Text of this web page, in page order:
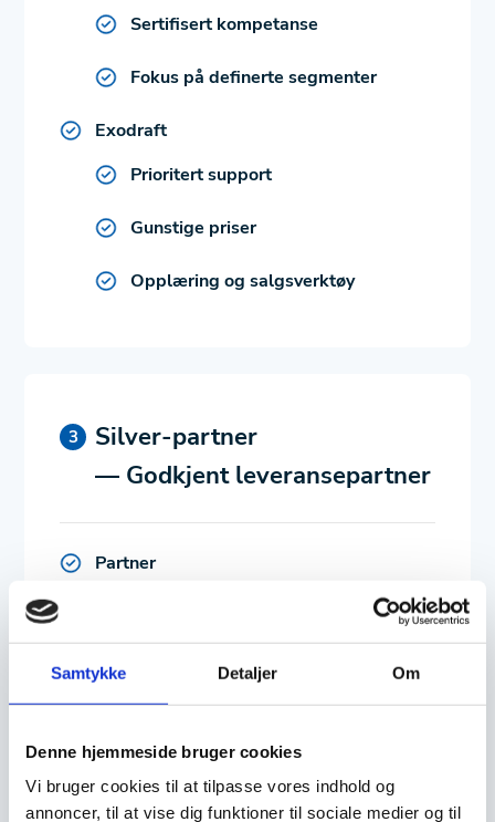
Samtykke Detaljer Om
Denne hjemmeside bruger cookies
Vi bruger cookies til at tilpasse vores indhold og
annoncer, til at vise dig funktioner til sociale medier og til
Sertifisert kompetanse
Fokus på definerte segmenter
Exodraft
Prioritert support
Gunstige priser
Opplæring og salgsverktøy
Silver-partner
— Godkjent leveransepartner
Partner
Grunnleggende produktkunnskap
Etterlevelse av retningslinjer
Exodraft
Standard partnerpriser